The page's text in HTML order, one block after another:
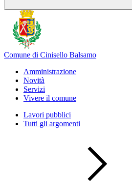
Comune di Cinisello Balsamo
Amministrazione
Novità
Servizi
Vivere il comune
Lavori pubblici
Tutti gli argomenti